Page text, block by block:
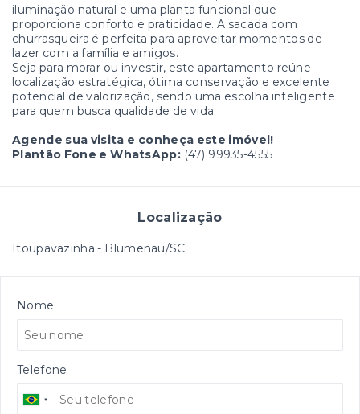
iluminação natural e uma planta funcional que
proporciona conforto e praticidade. A sacada com
churrasqueira é perfeita para aproveitar momentos de
lazer com a família e amigos.
Seja para morar ou investir, este apartamento reúne
localização estratégica, ótima conservação e excelente
potencial de valorização, sendo uma escolha inteligente
para quem busca qualidade de vida.
Agende sua visita e conheça este imóvel!
Plantão Fone e WhatsApp:(47) 99935-4555
Localização
Itoupavazinha - Blumenau/SC
Nome
Telefone